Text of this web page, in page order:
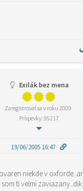
Exilák bez mena
Zaregistroval sa v roku 2009
Príspevky: 95217
19/06/2005 16:47
niekde v
ti velmi